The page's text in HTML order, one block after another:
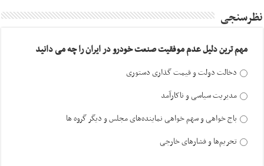
نظرسنجی
مهم ترین دلیل عدم موفقیت صنعت خودرو در ایران را چه می دانید
دخالت دولت و قیمت گذاری دستوری
مدیریت سیاسی و ناکارآمد
باج خواهی و سهم خواهی نماینده‌های مجلس و دیگر گروه ها
تحریم‌ها و فشارهای خارجی